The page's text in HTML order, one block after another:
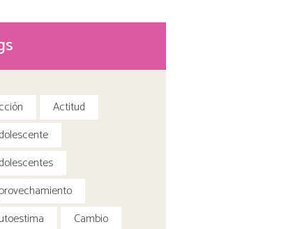
Actitud
Cambio